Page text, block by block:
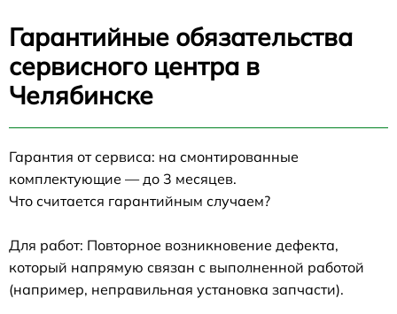
Гарантийные обязательства
сервисного центра в
Челябинске
Гарантия от сервиса: на смонтированные
комплектующие — до 3 месяцев.
Что считается гарантийным случаем?
Для работ: Повторное возникновение дефекта,
который напрямую связан с выполненной работой
(например, неправильная установка запчасти).